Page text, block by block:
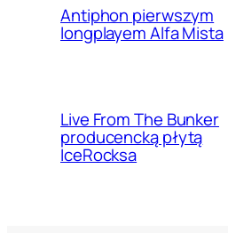
Antiphon pierwszym
longplayem Alfa Mista
Live From The Bunker
producencką płytą
IceRocksa